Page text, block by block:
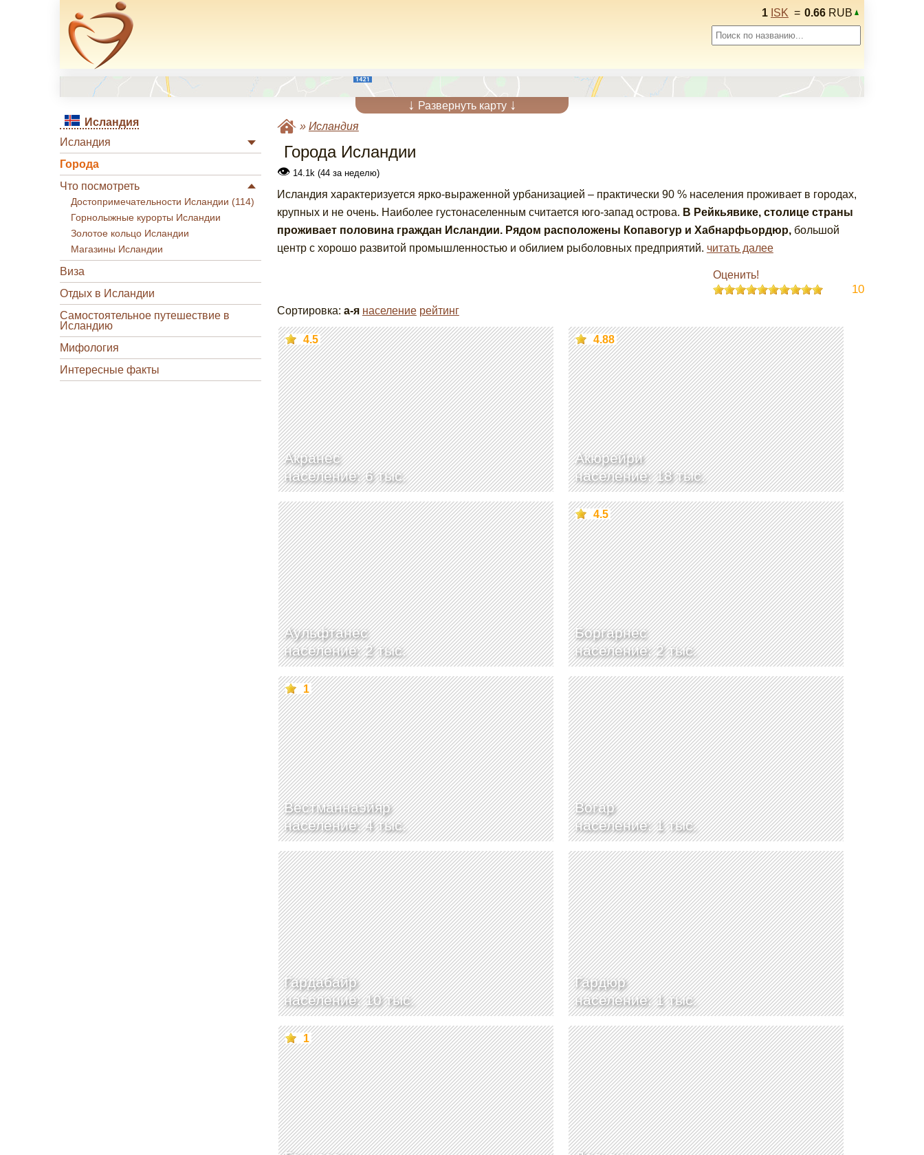
1 ISK = 0.66 RUB
↓ Развернуть карту ↓
Исландия
Исландия
Города
Что посмотреть
Достопримечательности Исландии (114)
Горнолыжные курорты Исландии
Золотое кольцо Исландии
Магазины Исландии
Виза
Отдых в Исландии
Самостоятельное путешествие в
Исландию
Мифология
Интересные факты
» Исландия
Города Исландии
👁14.1k (44 за неделю)
Исландия характеризуется ярко-выраженной урбанизацией – практически 90 % населения проживает в городах,
крупных и не очень. Наиболее густонаселенным считается юго-запад острова. В Рейкьявике, столице страны
проживает половина граждан Исландии.Рядом расположены Копавогур и Хабнарфьордюр,большой
центр с хорошо развитой промышленностью и обилием рыболовных предприятий. читать далее
Оценить!
10
Сортировка: а-я население рейтинг
Акранес
население: 6 тыс.
4.5
Акюрейри
население: 18 тыс.
4.88
Аульфтанес
население: 2 тыс.
Боргарнес
население: 2 тыс.
4.5
Вестманнаэйяр
население: 4 тыс.
1
Вогар
население: 1 тыс.
Гардабайр
население: 10 тыс.
Гардюр
население: 1 тыс.
1